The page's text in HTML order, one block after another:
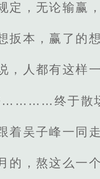
定，无论输赢
扳本，赢了的
，人都有这样
…………终于
着吴子峰一同
的，熬这么一